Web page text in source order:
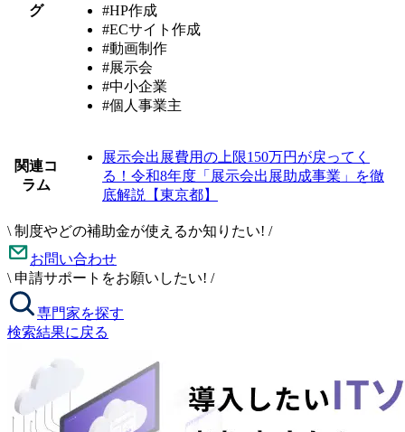
グ
#HP作成
#ECサイト作成
#動画制作
#展示会
#中小企業
#個人事業主
関連コ
ラム
展示会出展費用の上限150万円が戻ってく
る！令和8年度「展示会出展助成事業」を徹
底解説【東京都】
\ 制度やどの補助金が使えるか知りたい! /
お問い合わせ
\ 申請サポートをお願いしたい! /
専門家を探す
検索結果に戻る